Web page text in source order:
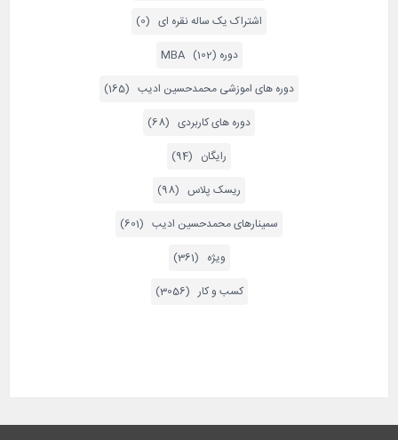
اشتراک یک ساله نقره ای (0)
دوره MBA (102)
دوره های اموزشی محمدحسین ادیب (165)
دوره های کاربردی (68)
رایگان (94)
ریسک پلاس (98)
سمینارهای محمدحسین ادیب (601)
ویژه (361)
کسب و کار (3056)